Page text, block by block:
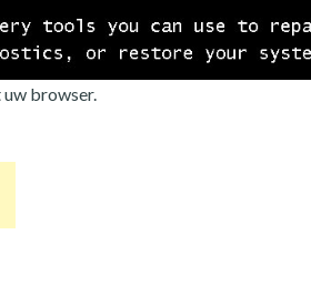
browser.